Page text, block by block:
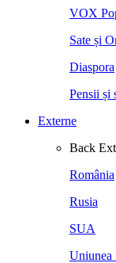
VOX
Sate și
Diaspora
Pensii și
Externe
Back
România
Rusia
SUA
Uniunea